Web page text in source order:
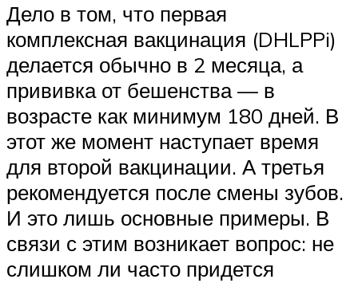
Дело в том, что первая
комплексная вакцинация (DHLPPi)
делается обычно в 2 месяца, а
прививка от бешенства — в
возрасте как минимум 180 дней. В
этот же момент наступает время
для второй вакцинации. А третья
рекомендуется после смены зубов.
И это лишь основные примеры. В
связи с этим возникает вопрос: не
слишком ли часто придется